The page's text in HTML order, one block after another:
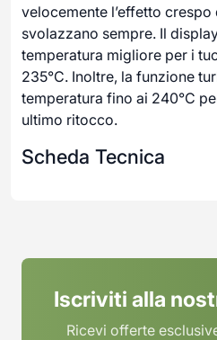
velocemente l’effetto
svolazzano sempre. Il
temperatura migliore per i
235°C. Inoltre, la funzione
temperatura fino ai 240°C
ultimo ritocco.
Scheda Tecnica
Iscriviti alla
Ricevi offerte